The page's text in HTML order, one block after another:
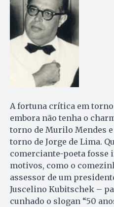
A fortuna crítica em
embora não tenha o
torno de Murilo Mendes
torno de Jorge de Lima.
comerciante-poeta fosse
motivos, como o
assessor de um
Juscelino Kubitschek –
cunhado o slogan “50